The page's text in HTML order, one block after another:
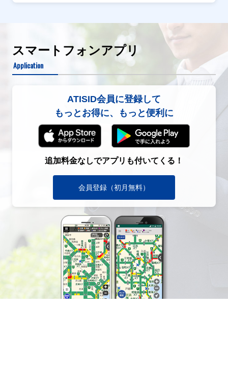
スマートフォンアプリ
Application
ATISID会員に登録して
もっとお得に、もっと便利に
追加料金なしでアプリも付いてくる！
会員登録（初月無料）